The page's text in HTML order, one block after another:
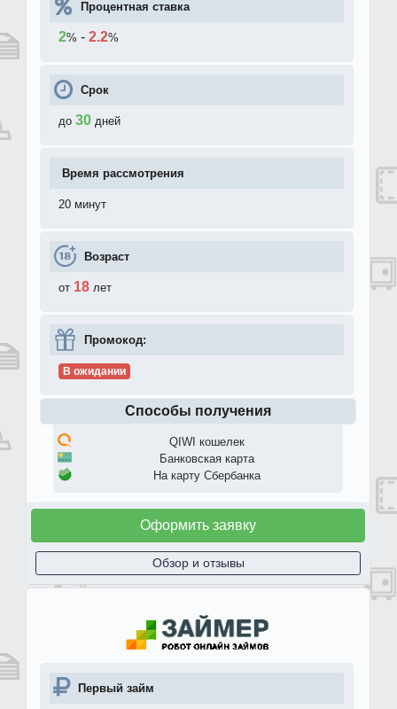
Процентная ставка
2% - 2.2%
Срок
до 30 дней
Время рассмотрения
20 минут
Возраст
от 18 лет
Промокод:
В ожидании
Способы получения
QIWI кошелек
Банковская карта
На карту Сбербанка
Оформить заявку
Обзор и отзывы
Первый займ